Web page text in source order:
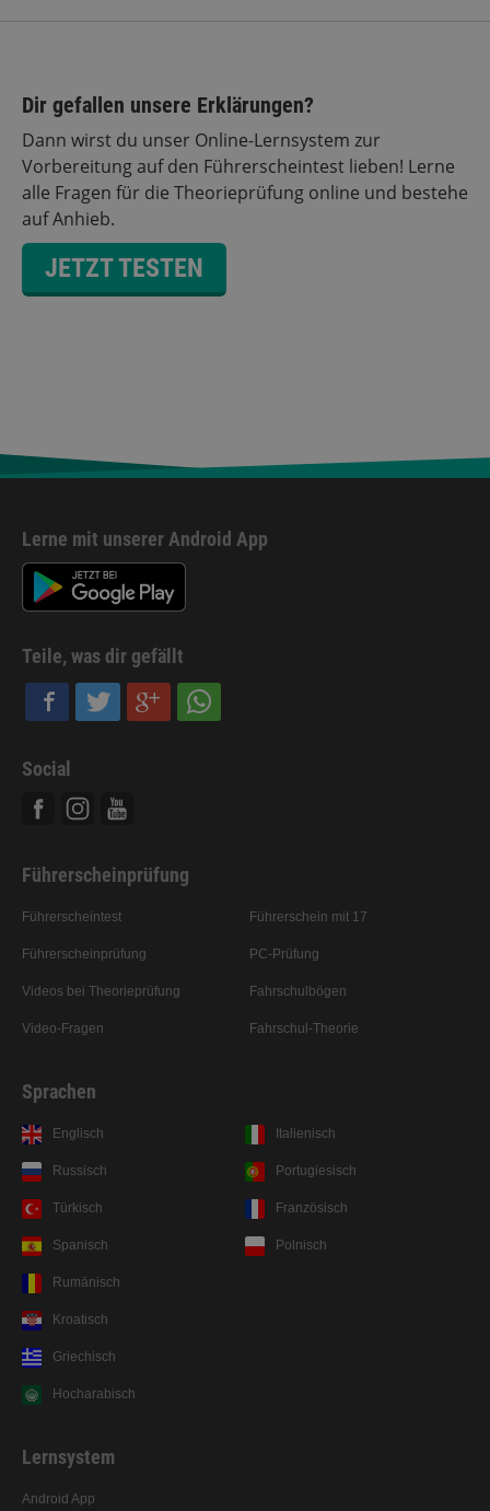
Dir gefallen unsere Erklärungen?
Dann wirst du unser Online-Lernsystem zur
Vorbereitung auf den Führerscheintest lieben! Lerne
alle Fragen für die Theorieprüfung online und bestehe
auf Anhieb.
JETZT TESTEN
Prüfungsreif auf der Überholspur: Die
Lern-App mit unseren Erklärungen!
Lerne mit unserer Android App
Teile, was dir gefällt
Social
Führerscheinprüfung
Führerscheintest
Führerscheinprüfung
Videos bei Theorieprüfung
Video-Fragen
Führerschein mit 17
PC-Prüfung
Fahrschulbögen
Fahrschul-Theorie
Sprachen
Englisch
Russisch
Türkisch
Spanisch
Italienisch
Portugiesisch
Französisch
Polnisch
Rumänisch
Kroatisch
Griechisch
Hocharabisch
Lernsystem
Android App